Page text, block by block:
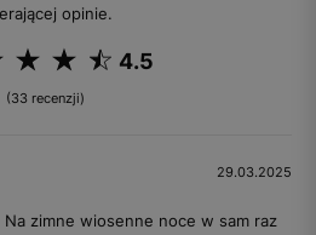
opinie.
4.5
(33 recenzji)
29.03.2025
zimne wiosenne noce w sam raz